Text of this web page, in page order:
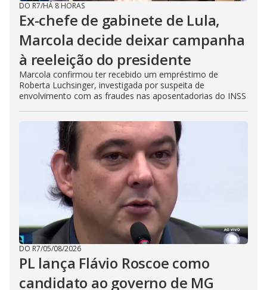
DO R7/HÁ 8 HORAS
Ex-chefe de gabinete de Lula,
Marcola decide deixar campanha
à reeleição do presidente
Marcola confirmou ter recebido um empréstimo de
Roberta Luchsinger, investigada por suspeita de
envolvimento com as fraudes nas aposentadorias do INSS
DO R7/05/08/2026
PL lança Flávio Roscoe como
candidato ao governo de MG